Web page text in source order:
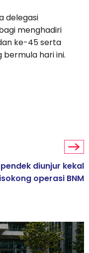
delegasi
menghadiri
ke-45 serta
bermula hari ini.
diunjur kekal
operasi BNM